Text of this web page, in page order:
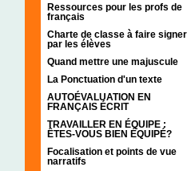
Ressources pour les profs de
français
Charte de classe à faire signer
par les élèves
Quand mettre une majuscule
La Ponctuation d'un texte
AUTOÉVALUATION EN
FRANÇAIS ÉCRIT
TRAVAILLER EN ÉQUIPE :
ÊTES-VOUS BIEN ÉQUIPÉ?
Focalisation et points de vue
narratifs